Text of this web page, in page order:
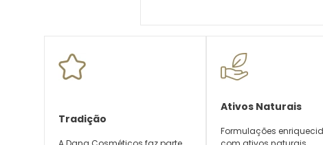
Tradição
Ativos Naturais
Formulações